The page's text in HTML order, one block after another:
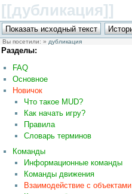
[[дубликация]]
Вы посетили: » дубликация
Разделы:
FAQ
Основное
Новичок
Что такое MUD?
Как начать игру?
Правила
Словарь терминов
Команды
Информационные команды
Команды движения
Взаимодействие с объектами